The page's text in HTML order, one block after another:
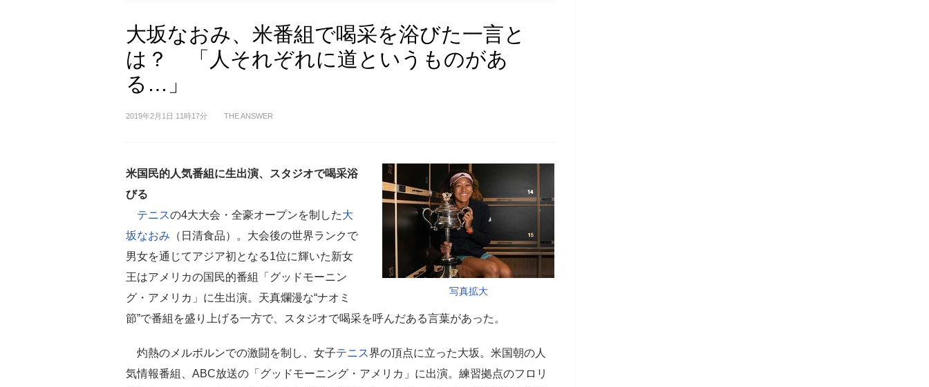
大坂なおみ、米番組で喝采を浴びた一言と
は？ 「人それぞれに道というものがあ
る…」
2019年2月1日 11時17分 THE ANSWER
写真拡大
米国民的人気番組に生出演、スタジオで喝采浴
びる
テニスの4大大会・全豪オープンを制した大
坂なおみ （日清食品）。大会後の世界ランクで
男女を通じてアジア初となる1位に輝いた新女
王はアメリカの国民的番組「グッドモーニン
グ・アメリカ」に生出演。天真爛漫な“ナオミ
節”で番組を盛り上げる一方で、スタジオで喝采を呼んだある言葉があった。
灼熱のメルボルンでの激闘を制し、女子テニス界の頂点に立った大坂。米国朝の人
気情報番組、ABC放送の「グッドモーニング・アメリカ」に出演。練習拠点のフロリ